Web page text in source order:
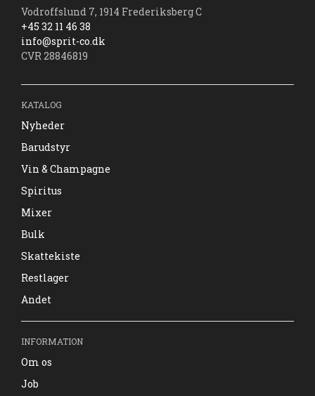
Vodroffslund 7, 1914 Frederiksberg C
+45 32 11 46 38
info@sprit-co.dk
CVR 28846819
KATALOG
Nyheder
Barudstyr
Vin & Champagne
Spiritus
Mixer
Bulk
Skattekiste
Restlager
Andet
INFORMATION
Om os
Job